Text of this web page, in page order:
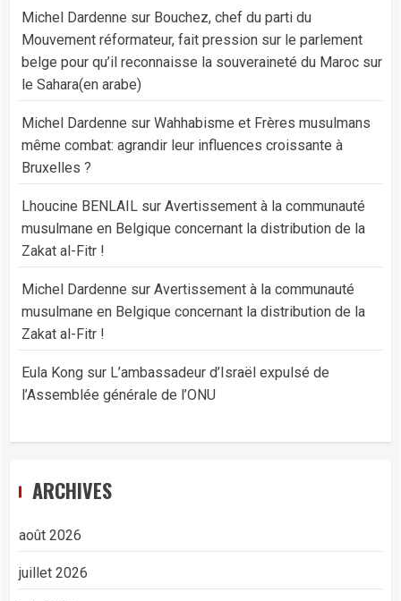
Michel Dardenne sur Bouchez, chef du parti du
Mouvement réformateur, fait pression sur le parlement
belge pour qu’il reconnaisse la souveraineté du Maroc sur
le Sahara(en arabe)
Michel Dardenne sur Wahhabisme et Frères musulmans
même combat: agrandir leur influences croissante à
Bruxelles ?
Lhoucine BENLAIL sur Avertissement à la communauté
musulmane en Belgique concernant la distribution de la
Zakat al-Fitr !
Michel Dardenne sur Avertissement à la communauté
musulmane en Belgique concernant la distribution de la
Zakat al-Fitr !
Eula Kong sur L’ambassadeur d’Israël expulsé de
l’Assemblée générale de l’ONU
ARCHIVES
août 2026
juillet 2026